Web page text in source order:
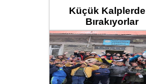
Küçük
Bırakıyorlar